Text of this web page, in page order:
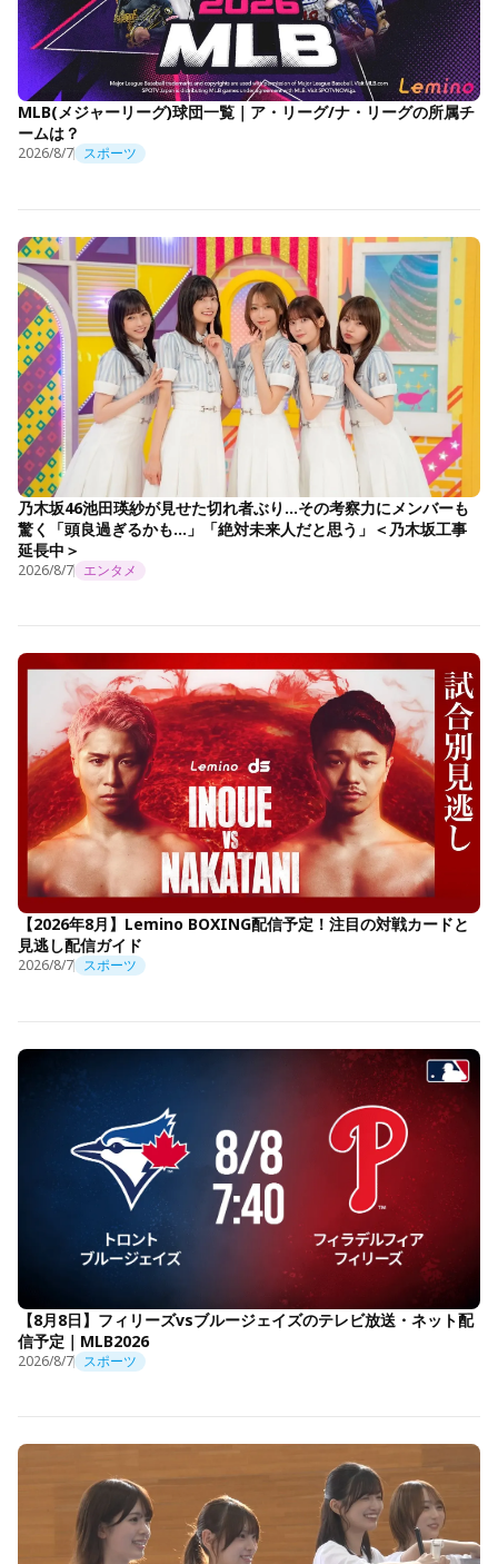
MLB(メジャーリーグ)球団一覧｜ア・リーグ/ナ・リーグの所属チ
ームは？
2026/8/7 スポーツ
乃木坂46池田瑛紗が見せた切れ者ぶり…その考察力にメンバーも
驚く「頭良過ぎるかも…」「絶対未来人だと思う」＜乃木坂工事
延長中＞
2026/8/7 エンタメ
【2026年8月】Lemino BOXING配信予定！注目の対戦カードと
見逃し配信ガイド
2026/8/7 スポーツ
【8月8日】フィリーズvsブルージェイズのテレビ放送・ネット配
信予定｜MLB2026
2026/8/7 スポーツ